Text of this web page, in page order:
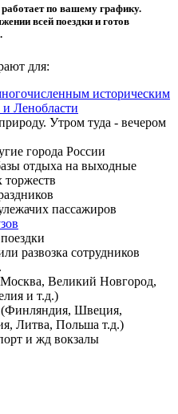
по вашему графику.
всей поездки и готов
для:
историческим
Ленобласти
Утром туда - вечером
города России
отдыха на выходные
пассажиров
развозка сотрудников
Великий Новгород,
и т.д.)
(Финляндия, Швеция,
Литва, Польша т.д.)
и жд вокзалы